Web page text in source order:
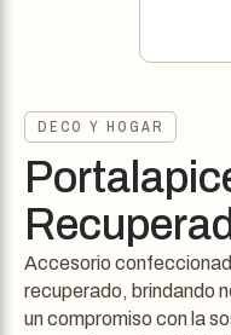
DECO Y HOGAR
Accesorio
recuperado, brindando
un compromiso con la